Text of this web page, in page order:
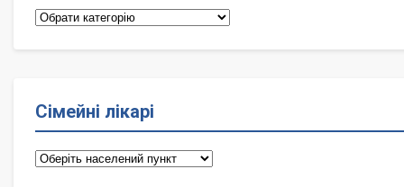
Категорії
Сімейні лікарі
Сімейні